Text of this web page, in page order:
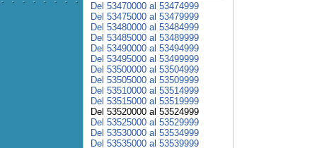
Del 53470000 al 53474999
Del 53475000 al 53479999
Del 53480000 al 53484999
Del 53485000 al 53489999
Del 53490000 al 53494999
Del 53495000 al 53499999
Del 53500000 al 53504999
Del 53505000 al 53509999
Del 53510000 al 53514999
Del 53515000 al 53519999
Del 53520000 al 53524999
Del 53525000 al 53529999
Del 53530000 al 53534999
Del 53535000 al 53539999